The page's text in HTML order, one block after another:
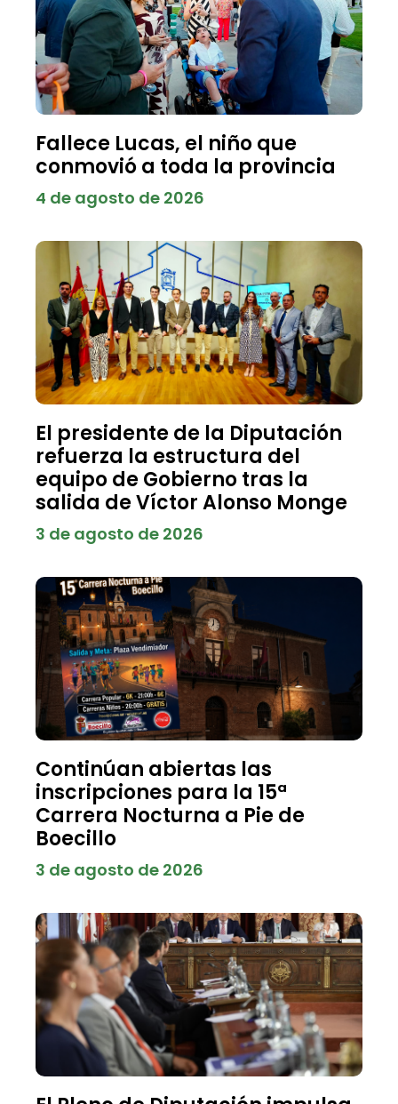
Fallece Lucas, el niño que
conmovió a toda la provincia
4 de agosto de 2026
El presidente de la Diputación
refuerza la estructura del
equipo de Gobierno tras la
salida de Víctor Alonso Monge
3 de agosto de 2026
Continúan abiertas las
inscripciones para la 15ª
Carrera Nocturna a Pie de
Boecillo
3 de agosto de 2026